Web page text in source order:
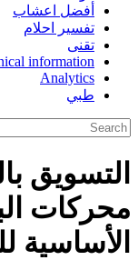
أفضل اعشاب
تفسير احلام
تقنى
information
Analytics
طبي
التسويق
محركات
الأساسية